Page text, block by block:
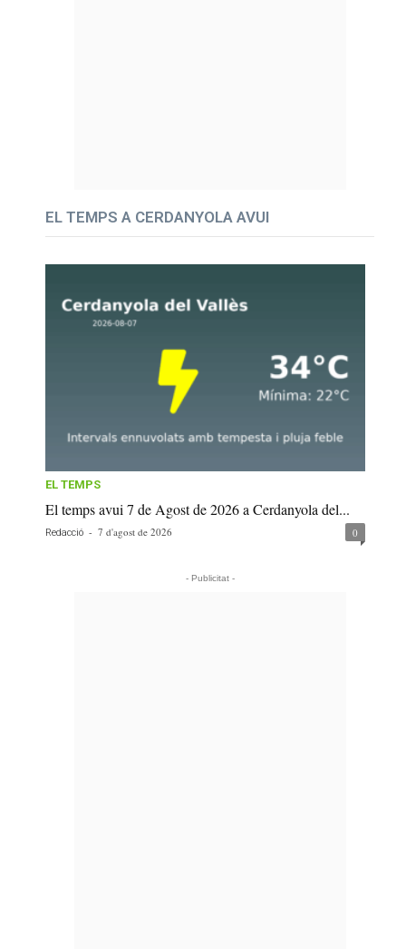
EL TEMPS A CERDANYOLA AVUI
EL TEMPS
El temps avui 7 de Agost de 2026 a Cerdanyola del...
Redacció - 7 d'agost de 2026 0
- Publicitat -